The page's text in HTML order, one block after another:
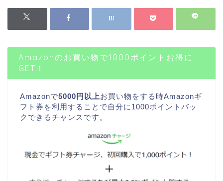
Amazonのお買い物で1000ポイントお得に
GET！
Amazonで5000円以上お買い物をする時Amazonギ
フト券を利用することで自分に1000ポイントバッ
クできるチャンスです。